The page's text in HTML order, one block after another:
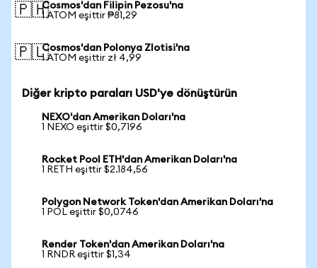
🇵🇭Cosmos'dan Filipin Pezosu'na
1 ATOM eşittir ₱81,29
🇵🇱Cosmos'dan Polonya Zlotisi'na
1 ATOM eşittir zł 4,99
Diğer kripto paraları USD'ye dönüştürün
NEXO'dan Amerikan Doları'na
1 NEXO eşittir $0,7196
Rocket Pool ETH'dan Amerikan Doları'na
1 RETH eşittir $2.184,56
Polygon Network Token'dan Amerikan Doları'na
1 POL eşittir $0,0746
Render Token'dan Amerikan Doları'na
1 RNDR eşittir $1,34